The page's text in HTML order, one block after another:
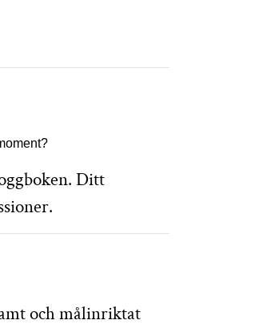
Ditt
och målinriktat